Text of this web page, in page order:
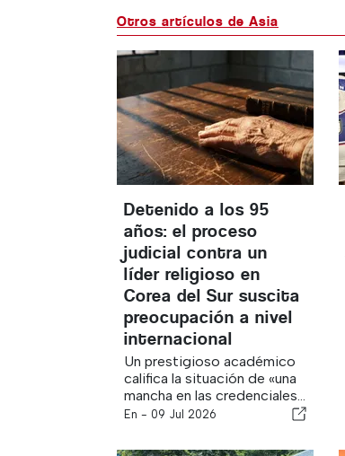
Otros artículos de Asia
Detenido a los 95
años: el proceso
judicial contra un
líder religioso en
Corea del Sur suscita
preocupación a nivel
internacional
Un prestigioso académico
califica la situación de «una
mancha en las credenciales...
En - 09 Jul 2026